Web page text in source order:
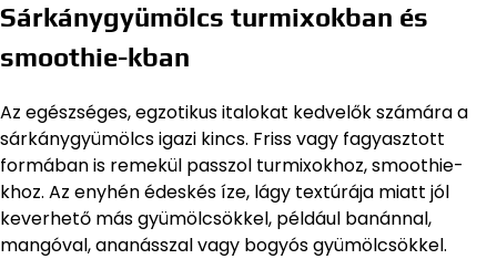
Sárkánygyümölcs turmixokban és
smoothie-kban
Az egészséges, egzotikus italokat kedvelők számára a
sárkánygyümölcs igazi kincs. Friss vagy fagyasztott
formában is remekül passzol turmixokhoz, smoothie-
khoz. Az enyhén édeskés íze, lágy textúrája miatt jól
keverhető más gyümölcsökkel, például banánnal,
mangóval, ananásszal vagy bogyós gyümölcsökkel.